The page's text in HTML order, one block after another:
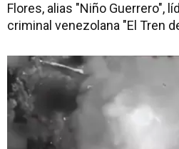
Flores, alias "Niño Guerrero",
criminal venezolana "El Tren